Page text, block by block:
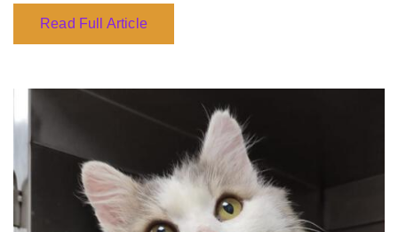
Read Full Article